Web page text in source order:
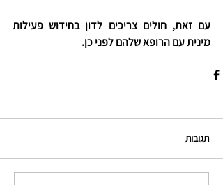
מינית עם הרופא שלהם לפני כן.
תגובות